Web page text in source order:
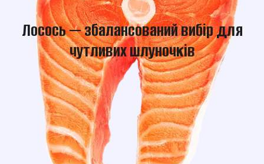
Лосось — збалансований вибір для
чутливих шлуночків